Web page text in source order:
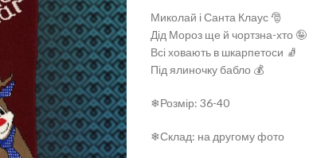
Миколай і Санта Клаус 🎅
Дід Мороз ще й чортзна-хто 🤪
Всі ховають в шкарпетоси 🧦
Під ялиночку бабло 💰
❄Розмір: 36-40
❄Склад: на другому фото